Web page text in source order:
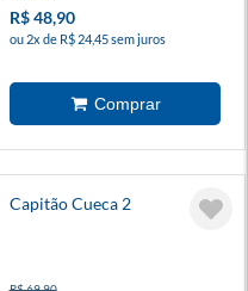
R$ 48,90
ou 2x de R$ 24,45 sem juros
Capitão Cueca 2